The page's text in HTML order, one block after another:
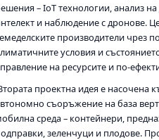
– IoT технологии, анализ
и наблюдение с дронове.
производители чрез
условия и
на ресурсите и по-
проектна идея е насочена
съоръжение на база
среда – контейнери,
зеленчуци и плодове.